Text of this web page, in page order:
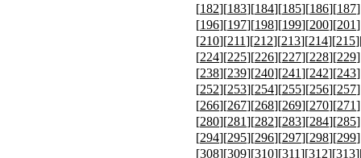
[182][183][184][185][186][187
[196][197][198][199][200][201
[210][211][212][213][214][215
[224][225][226][227][228][229
[238][239][240][241][242][243
[252][253][254][255][256][257
[266][267][268][269][270][271
[280][281][282][283][284][285
[294][295][296][297][298][299
[308][309][310][311][312][313